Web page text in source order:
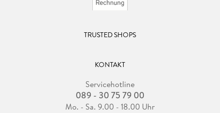
TRUSTED SHOPS
KONTAKT
Servicehotline
089 - 30 75 79 00
Mo. - Sa. 9.00 - 18.00 Uhr